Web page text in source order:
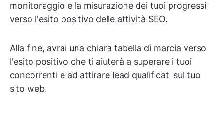
monitoraggio e la misurazione dei tuoi progressi
verso l'esito positivo delle attività SEO.
Alla fine, avrai una chiara tabella di marcia verso
l'esito positivo che ti aiuterà a superare i tuoi
concorrenti e ad attirare lead qualificati sul tuo
sito web.